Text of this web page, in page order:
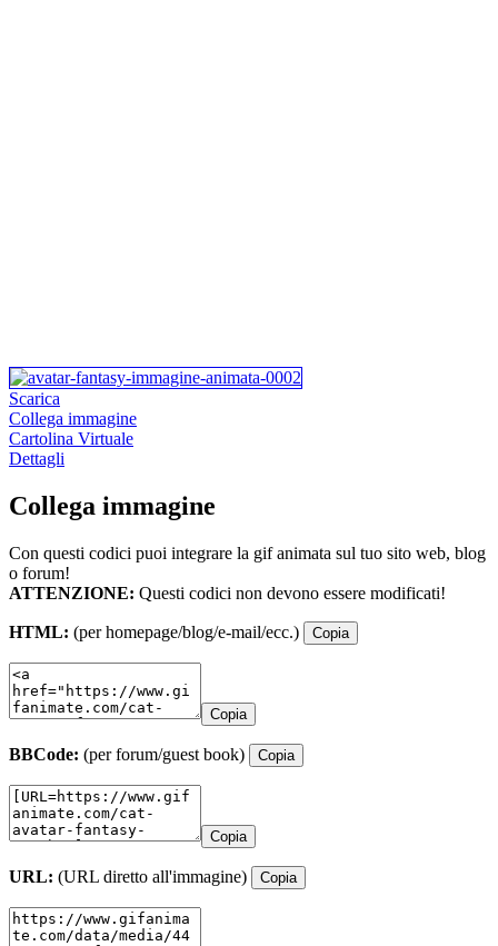
Scarica
Collega immagine
Cartolina Virtuale
Dettagli
Collega immagine
Con questi codici puoi integrare la gif animata sul tuo sito web, blog
o forum!
ATTENZIONE: Questi codici non devono essere modificati!
HTML: (per homepage/blog/e-mail/ecc.) Copia
Copia
BBCode: (per forum/guest book) Copia
Copia
URL: (URL diretto all'immagine) Copia